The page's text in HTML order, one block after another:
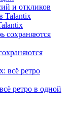
и откликов
ретро в одной